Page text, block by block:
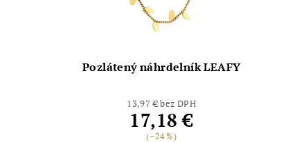
Pozlátený náhrdelník LEAFY
13,97 € bez DPH
17,18 €
(–24 %)